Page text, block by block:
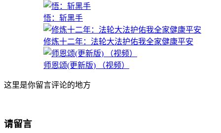
悟：斩黑手
修炼十二年：法轮大法护佑我全家健康平安
师恩颂(更新版) （视频）
这里是你留言评论的地方
请留言